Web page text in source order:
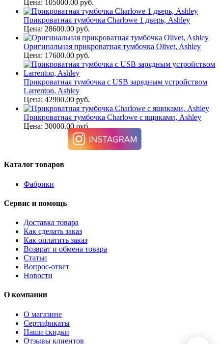
Цена: 105000.00 руб.
Прикроватная тумбочка Charlowe 1 дверь, Ashley
Цена: 28600.00 руб.
Оригинальная прикроватная тумбочка Olivet, Ashley
Цена: 17600.00 руб.
Прикроватная тумбочка с USB зарядным устройством
Larrenton, Ashley
Цена: 42900.00 руб.
Прикроватная тумбочка Charlowe с ящиками, Ashley
Цена: 30000.00 руб.
Каталог товаров
Фабрики
Сервис и помощь
Доставка товара
Как сделать заказ
Как оплатить заказ
Возврат и обмена товара
Статьи
Вопрос-ответ
Новости
О компании
О магазине
Сертификаты
Наши скидки
Отзывы клиентов